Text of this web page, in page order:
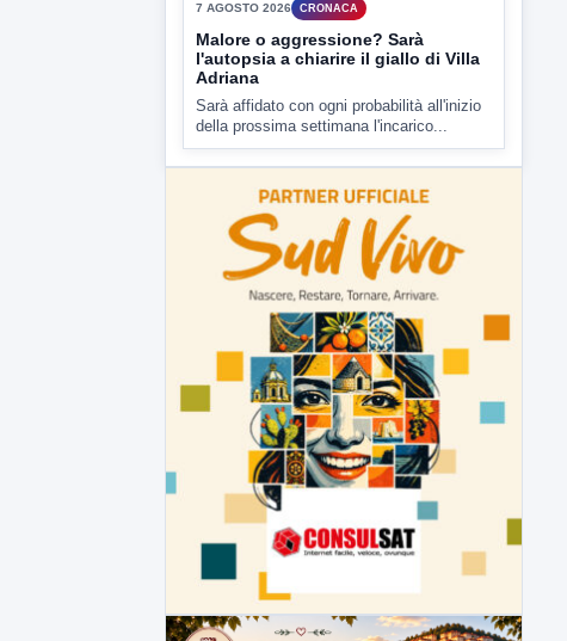
7 AGOSTO 2026 CRONACA
Malore o aggressione? Sarà
l'autopsia a chiarire il giallo di Villa
Adriana
Sarà affidato con ogni probabilità all'inizio
della prossima settimana l'incarico...